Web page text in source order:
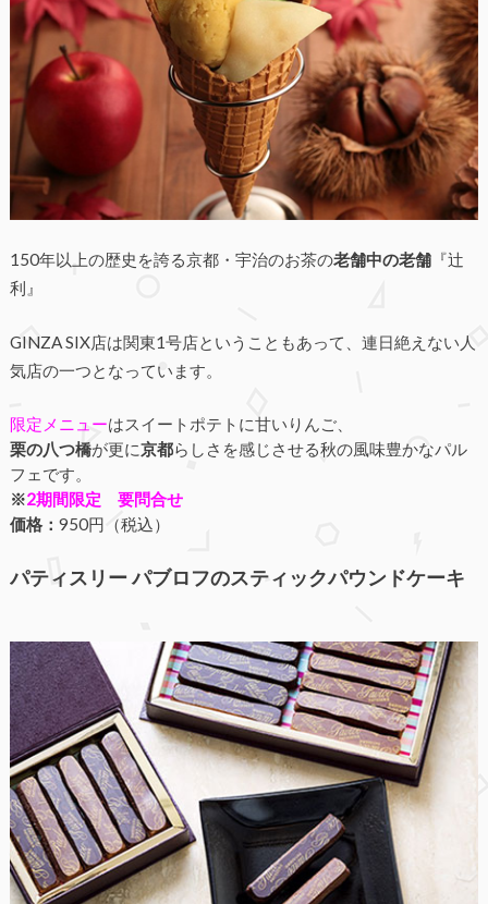
150年以上の歴史を誇る京都・宇治のお茶の老舗中の老舗『辻
利』
GINZA SIX店は関東1号店ということもあって、連日絶えない人
気店の一つとなっています。
限定メニューはスイートポテトに甘いりんご、
栗の八つ橋が更に京都らしさを感じさせる秋の風味豊かなパル
フェです。
※2期間限定 要問合せ
価格： 950円（税込）
パティスリー パブロフのスティックパウンドケーキ